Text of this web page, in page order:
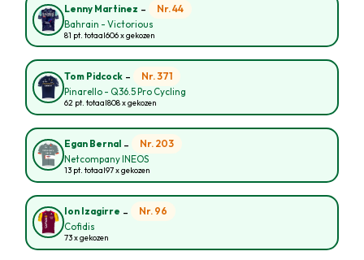
Lenny Martinez - Nr. 44
Bahrain - Victorious
81 pt. totaal606 x gekozen
Tom Pidcock - Nr. 371
Pinarello - Q36.5 Pro Cycling
62 pt. totaal808 x gekozen
Egan Bernal - Nr. 203
Netcompany INEOS
13 pt. totaal97 x gekozen
Ion Izagirre - Nr. 96
Cofidis
73 x gekozen